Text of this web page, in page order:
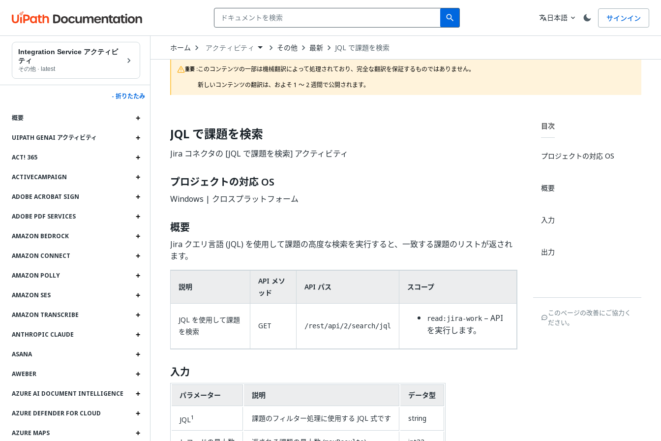
search
Search 言語
translate日本語 expand_more サインイン
Integration Service アクティビ
ティ
その他 · latest
- 折りたたみ
概要
UIPATH GENAI アクティビティ
ACT! 365
ACTIVECAMPAIGN
ADOBE ACROBAT SIGN
ADOBE PDF SERVICES
AMAZON BEDROCK
AMAZON CONNECT
AMAZON POLLY
AMAZON SES
AMAZON TRANSCRIBE
ANTHROPIC CLAUDE
ASANA
AWEBER
AZURE AI DOCUMENT INTELLIGENCE
AZURE DEFENDER FOR CLOUD
AZURE MAPS
ホーム Open
Dropdown
to
choose
product
アクティビティ その他 最新 JQL で課題を検索
重要 :このコンテンツの一部は機械翻訳によって処理されており、完全な翻訳を保証するものではありません。
新しいコンテンツの翻訳は、およそ 1 ～ 2 週間で公開されます。
JQL で課題を検索
Jira コネクタの [JQL で課題を検索] アクティビティ
プロジェクトの対応 OS
Windows | クロスプラットフォーム
概要
Jira クエリ言語 (JQL) を使用して課題の高度な検索を実行すると、一致する課題のリストが返され
ます。
説明
API メソ
ッド
API パス スコープ
JQL を使用して課題
を検索
GET /rest/api/2/search/jql
read:jira-work – API
を実行します。
入力
パラメーター 説明 データ型
JQL1 課題のフィルター処理に使用する JQL 式です string
目次
プロジェクトの対応 OS
概要
入力
出力
このページの改善にご協力く
ださい。